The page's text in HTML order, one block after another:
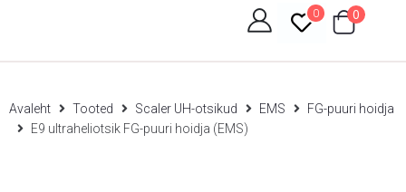
0 0
Avaleht Tooted Scaler UH-otsikud EMS
FG-puuri hoidja
E9 ultraheliotsik FG-puuri hoidja (EMS)